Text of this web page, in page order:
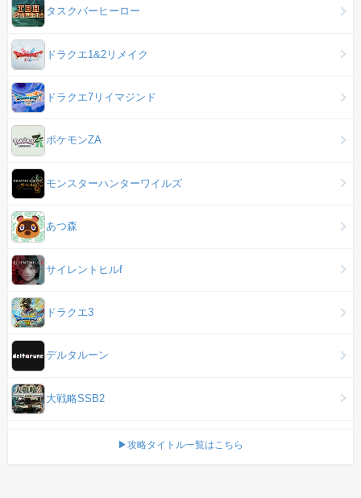
タスクバーヒーロー
ドラクエ1&2リメイク
ドラクエ7リイマジンド
ポケモンZA
モンスターハンターワイルズ
あつ森
サイレントヒルf
ドラクエ3
デルタルーン
大戦略SSB2
▶攻略タイトル一覧はこちら